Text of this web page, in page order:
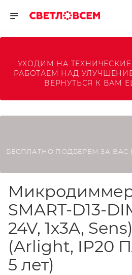
УХОДИМ НА
РАБОТАЕМ НАД
ВЕРНУТЬСЯ К ВАМ
БЕСПЛАТНО ПОДБЕРЕМ ЗА ВАС
SMART-D13-
24V, 1x3A, Sens)
(Arlight, IP20
5 лет)